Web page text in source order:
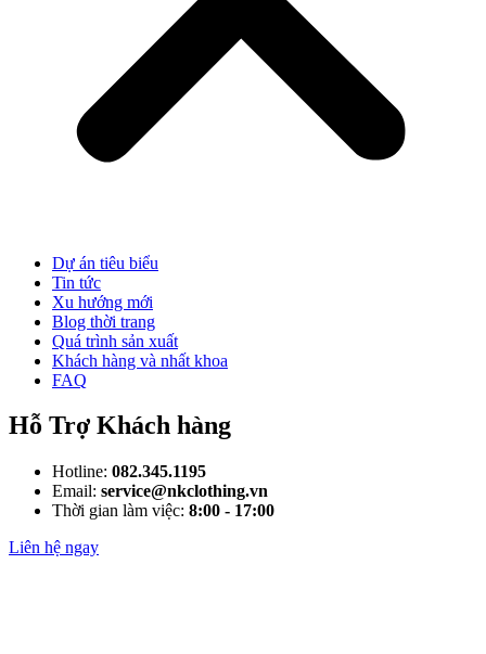
Dự án tiêu biểu
Tin tức
Xu hướng mới
Blog thời trang
Quá trình sản xuất
Khách hàng và nhất khoa
FAQ
Hỗ Trợ Khách hàng
Hotline: 082.345.1195
Email: service@nkclothing.vn
Thời gian làm việc: 8:00 - 17:00
Liên hệ ngay